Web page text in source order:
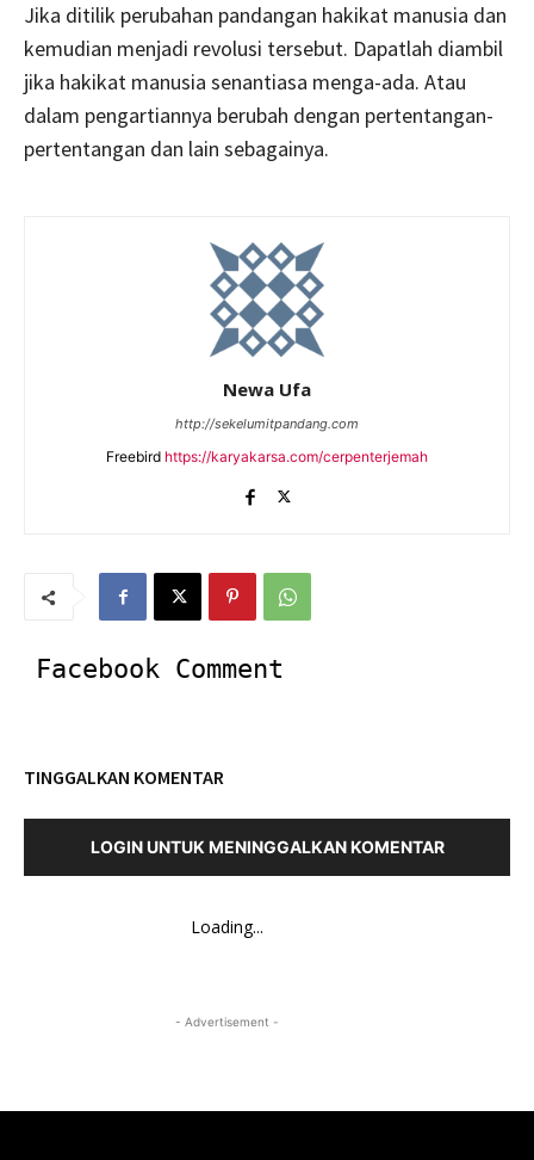
Jika ditilik perubahan pandangan hakikat manusia dan
kemudian menjadi revolusi tersebut. Dapatlah diambil
jika hakikat manusia senantiasa menga-ada. Atau
dalam pengartiannya berubah dengan pertentangan-
pertentangan dan lain sebagainya.
Newa Ufa
http://sekelumitpandang.com
Freebird https://karyakarsa.com/cerpenterjemah
Facebook Comment
TINGGALKAN KOMENTAR
LOGIN UNTUK MENINGGALKAN KOMENTAR
Loading...
- Advertisement -